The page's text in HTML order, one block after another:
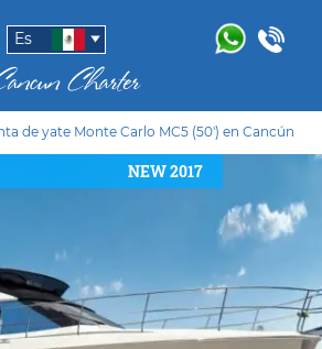
Es
de yate Monte Carlo MC5 (50′) en Cancún
NEW 2017